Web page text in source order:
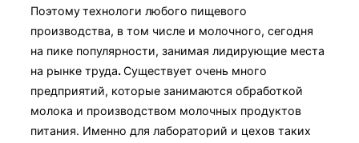
Поэтомутехнологи любого пищевого
производства, в том числе и молочного, сегодня
на пике популярности, занимая лидирующие места
на рынке труда.Существует очень много
предприятий, которые занимаются обработкой
молока и производством молочных продуктов
питания. Именно для лабораторий и цехов таких